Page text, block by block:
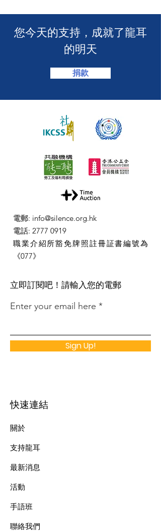
​您今天的支持，成就了龍耳
的明天
捐款
電郵: info@silence.org.hk
電話: 2777 0919
職業介紹所豁免牌照註冊証書編號為
《077》
​立即訂閱吧！請輸入您的電郵
Enter your email here
Sign Up!
快速連結
關於
支持龍耳
最新消息
​活動
手語班
​聯絡我們